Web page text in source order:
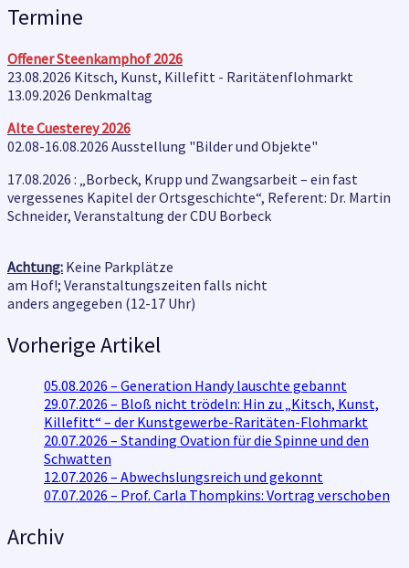
Termine
Offener Steenkamphof 2026
23.08.2026 Kitsch, Kunst, Killefitt - Raritätenflohmarkt
13.09.2026 Denkmaltag
Alte Cuesterey 2026
02.08-16.08.2026 Ausstellung "Bilder und Objekte"
17.08.2026 : „Borbeck, Krupp und Zwangsarbeit – ein fast
vergessenes Kapitel der Ortsgeschichte“, Referent: Dr. Martin
Schneider, Veranstaltung der CDU Borbeck
Achtung: Keine Parkplätze
am Hof!; Veranstaltungszeiten falls nicht
anders angegeben (12-17 Uhr)
Vorherige Artikel
05.08.2026 – Generation Handy lauschte gebannt
29.07.2026 – Bloß nicht trödeln: Hin zu „Kitsch, Kunst,
Killefitt“ – der Kunstgewerbe-Raritäten-Flohmarkt
20.07.2026 – Standing Ovation für die Spinne und den
Schwatten
12.07.2026 – Abwechslungsreich und gekonnt
07.07.2026 – Prof. Carla Thompkins: Vortrag verschoben
Archiv